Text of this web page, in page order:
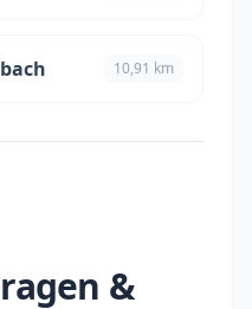
10,91 km
&